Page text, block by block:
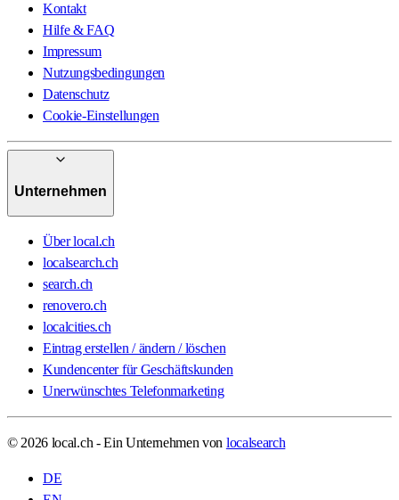
Kontakt
Hilfe & FAQ
Impressum
Nutzungsbedingungen
Datenschutz
Cookie-Einstellungen
Unternehmen
Über local.ch
localsearch.ch
search.ch
renovero.ch
localcities.ch
Eintrag erstellen / ändern / löschen
Kundencenter für Geschäftskunden
Unerwünschtes Telefonmarketing
© 2026 local.ch - Ein Unternehmen von localsearch
DE